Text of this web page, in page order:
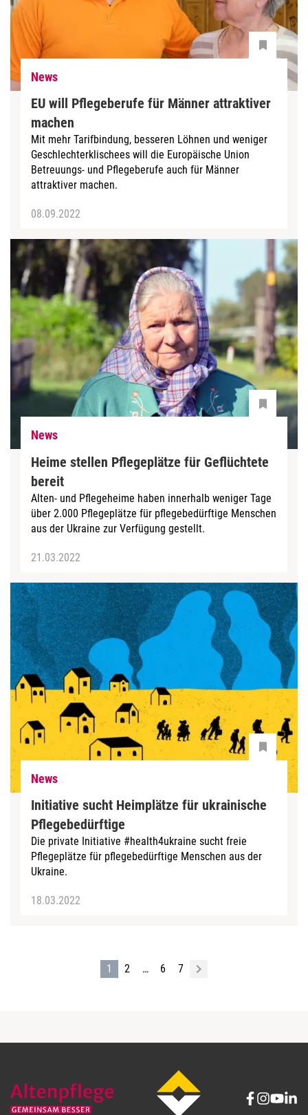
News
EU will Pflegeberufe für Männer attraktiver
machen
Mit mehr Tarifbindung, besseren Löhnen und weniger
Geschlechterklischees will die Europäische Union
Betreuungs- und Pflegeberufe auch für Männer
attraktiver machen.
08.09.2022
News
Heime stellen Pflegeplätze für Geflüchtete
bereit
Alten- und Pflegeheime haben innerhalb weniger Tage
über 2.000 Pflegeplätze für pflegebedürftige Menschen
aus der Ukraine zur Verfügung gestellt.
21.03.2022
News
Initiative sucht Heimplätze für ukrainische
Pflegebedürftige
Die private Initiative #health4ukraine sucht freie
Pflegeplätze für pflegebedürftige Menschen aus der
Ukraine.
18.03.2022
1 2 … 6 7